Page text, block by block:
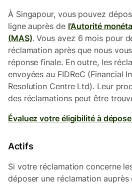
À Singapour, vous pouvez
ligne auprès de l'Autorité
(MAS). Vous avez 6 mois pour
réclamation après que nous
réponse finale. En outre, les
envoyées au FIDReC (Financial
Resolution Centre Ltd). Leur
des réclamations peut être
Évaluez votre éligibilité à
Actifs
Si votre réclamation concerne
déposer une réclamation auprès